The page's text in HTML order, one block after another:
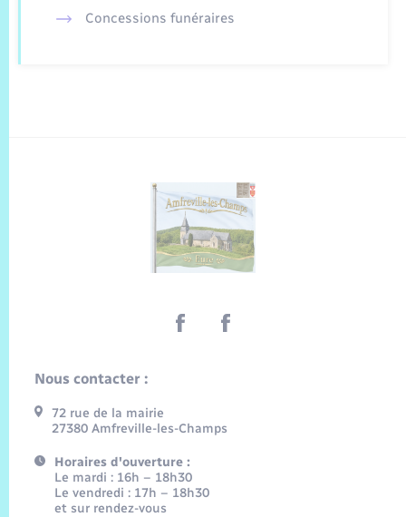
Concessions funéraires
Nous contacter :
72 rue de la mairie
27380 Amfreville-les-Champs
Horaires d'ouverture :
Le mardi : 16h – 18h30
Le vendredi : 17h – 18h30
et sur rendez-vous